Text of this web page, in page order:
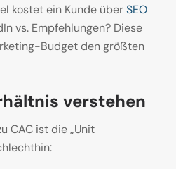
kostet ein Kunde überSEO
vs. Empfehlungen? Diese
Budget den größten
verstehen
CAC ist die „Unit